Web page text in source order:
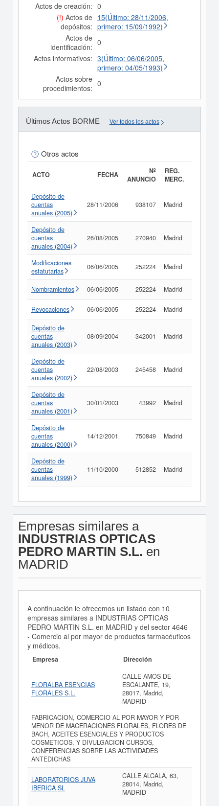
Actos de creación: 0
(!) Actos de
depósitos:
15(Último: 28/11/2006,
primero: 15/09/1992)
Actos de
identificación: 0
Actos informativos: 3(Último: 06/06/2005,
primero: 04/05/1993)
Actos sobre
procedimientos: 0
Últimos Actos BORME Ver todos los actos
Otros actos
ACTO FECHA
Nº
ANUNCIO
REG.
MERC.
Depósito de
cuentas
anuales (2005)
28/11/2006 938107 Madrid
Depósito de
cuentas
anuales (2004)
26/08/2005 270940 Madrid
Modificaciones
estatutarias
06/06/2005 252224 Madrid
Nombramientos 06/06/2005 252224 Madrid
Revocaciones 06/06/2005 252224 Madrid
Depósito de
cuentas
anuales (2003)
08/09/2004 342001 Madrid
Depósito de
cuentas
anuales (2002)
22/08/2003 245458 Madrid
Depósito de
cuentas
anuales (2001)
30/01/2003 43992 Madrid
Depósito de
cuentas
anuales (2000)
14/12/2001 750849 Madrid
Depósito de
cuentas
anuales (1999)
11/10/2000 512852 Madrid
Empresas similares a
INDUSTRIAS OPTICAS
PEDRO MARTIN S.L. en
MADRID
A continuación le ofrecemos un listado con 10
empresas similares a INDUSTRIAS OPTICAS
PEDRO MARTIN S.L. en MADRID y del sector 4646
- Comercio al por mayor de productos farmacéuticos
y médicos.
Empresa Dirección
FLORALBA ESENCIAS
FLORALES S.L.
CALLE AMOS DE
ESCALANTE, 19,
28017, Madrid,
MADRID
FABRICACION, COMERCIO AL POR MAYOR Y POR
MENOR DE MACERACIONES FLORALES, FLORES DE
BACH, ACEITES ESENCIALES Y PRODUCTOS
COSMETICOS, Y DIVULGACION CURSOS,
CONFERENCIAS SOBRE LAS ACTIVIDADES
ANTEDICHAS
LABORATORIOS JUVA
IBERICA SL
CALLE ALCALA, 63,
28014, Madrid,
MADRID